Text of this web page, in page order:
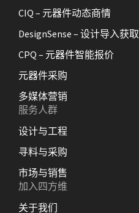
CIQ – 元器件动态商情
DesignSense – 设计导入获取
CPQ – 元器件智能报价
元器件采购
多媒体营销
服务人群
设计与工程
寻料与采购
市场与销售
加入四方维
关于我们